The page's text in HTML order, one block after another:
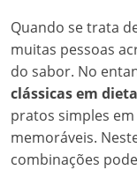
Quando se trata
muitas pessoas
do sabor. No
clássicas em
pratos simples
memoráveis.
combinações